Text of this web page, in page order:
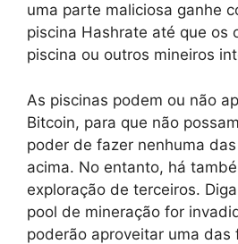
uma parte maliciosa ganhe
piscina Hashrate até que os
piscina ou outros mineiros
As piscinas podem ou não
Bitcoin, para que não
poder de fazer nenhuma
acima. No entanto, há
exploração de terceiros.
pool de mineração for
poderão aproveitar uma das